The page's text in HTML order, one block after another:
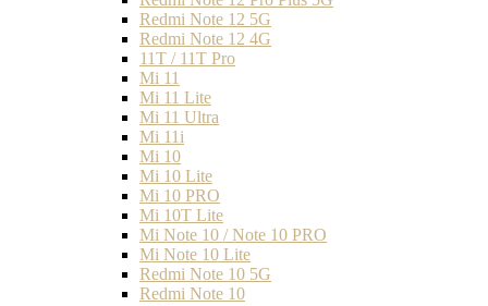
Redmi Note 12 5G
Redmi Note 12 4G
11T / 11T Pro
Mi 11
Mi 11 Lite
Mi 11 Ultra
Mi 11i
Mi 10
Mi 10 Lite
Mi 10 PRO
Mi 10T Lite
Mi Note 10 / Note 10 PRO
Mi Note 10 Lite
Redmi Note 10 5G
Redmi Note 10